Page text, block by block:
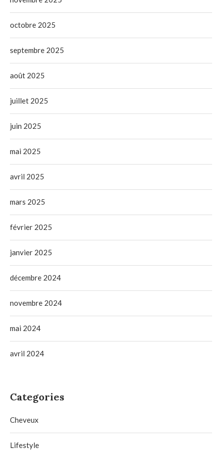
octobre 2025
septembre 2025
août 2025
juillet 2025
juin 2025
mai 2025
avril 2025
mars 2025
février 2025
janvier 2025
décembre 2024
novembre 2024
mai 2024
avril 2024
Categories
Cheveux
Lifestyle